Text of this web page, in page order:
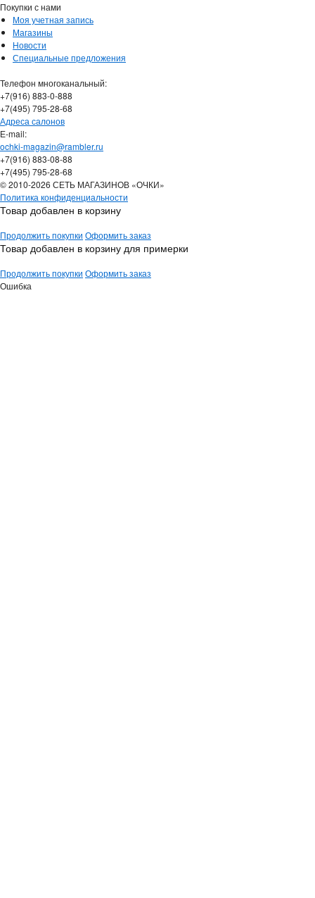
Покупки с нами
Моя учетная запись
Магазины
Новости
Специальные предложения
Телефон многоканальный:
+7(916) 883-0-888
+7(495) 795-28-68
Адреса салонов
Е-mail:
ochki-magazin@rambler.ru
+7(916) 883-08-88
+7(495) 795-28-68
© 2010-2026 СЕТЬ МАГАЗИНОВ «ОЧКИ»
Политика конфиденциальности
Товар добавлен в корзину
Продолжить покупки Оформить заказ
Товар добавлен в корзину для примерки
Продолжить покупки Оформить заказ
Ошибка